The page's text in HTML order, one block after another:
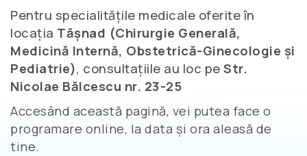
Pentru specialitățile medicale oferite în
locația Tășnad (Chirurgie Generală,
Medicină Internă, Obstetrică-Ginecologie și
Pediatrie), consultațiile au loc peStr.
Nicolae Bălcescu nr. 23-25
Accesând această pagină, vei putea face o
programare online, la data și ora aleasă de
tine.